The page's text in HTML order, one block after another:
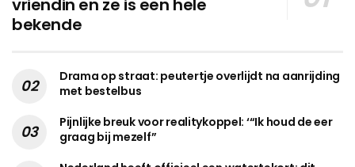
vriendin en ze is een hele
bekende
Drama op straat: peutertje overlijdt na aanrijding
met bestelbus
Pijnlijke breuk voor realitykoppel: ‘“Ik houd de eer
graag bij mezelf”